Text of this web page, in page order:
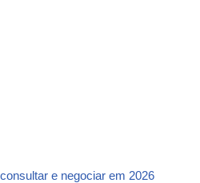
e negociar em 2026